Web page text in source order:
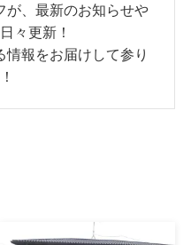
が、最新のお知らせや
々更新！
報をお届けして参り